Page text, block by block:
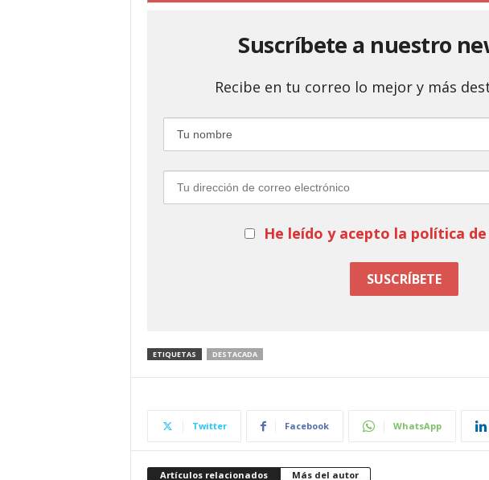
Suscríbete a nuestro
Recibe en tu correo lo mejor y más
He leído y acepto la política
ETIQUETAS DESTACADA
Twitter Facebook WhatsApp
Artículos relacionados Más del autor